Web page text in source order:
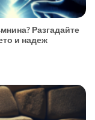
Разгадайте
и надеж